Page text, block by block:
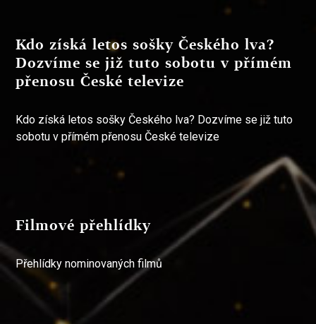
Kdo získá letos sošky Českého lva?
Dozvíme se již tuto sobotu v přímém
přenosu České televize
Kdo získá letos sošky Českého lva? Dozvíme se již tuto
sobotu v přímém přenosu České televize
Filmové přehlídky
Přehlídky nominovaných filmů